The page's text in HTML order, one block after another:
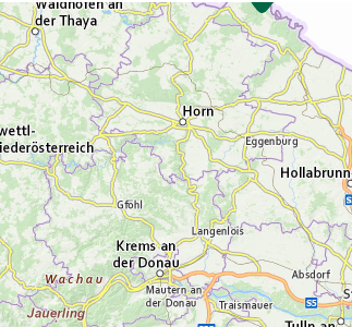
Nationalparkzentrum im Schloss Orth an
der DonauDo & Fr – Programm in
EckartsauVerpflegung: Lunchpakete & 1x
Grillen am Lagefeuer, Getränke